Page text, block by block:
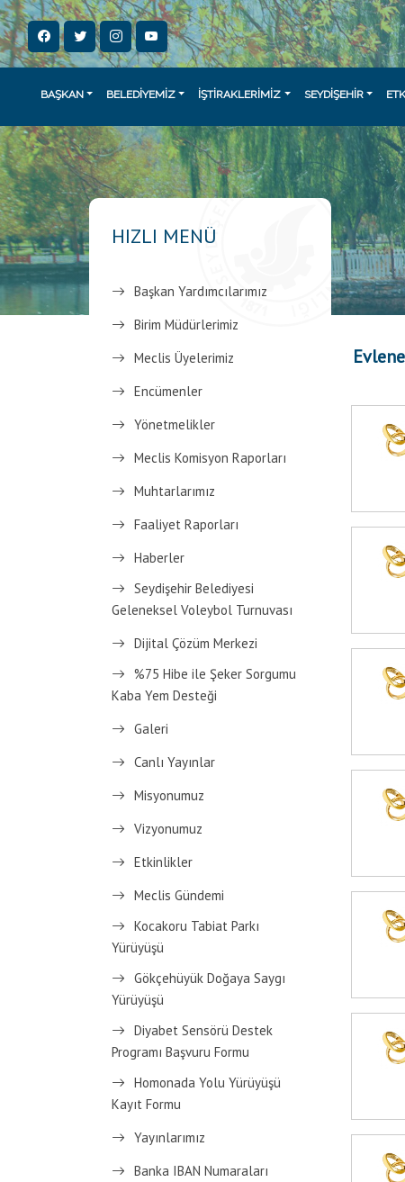
BAŞKAN BELEDİYEMİZ İŞTİRAKLERİMİZ SEYDİŞEHİR
HIZLI MENÜ
Başkan Yardımcılarımız
Birim Müdürlerimiz
Meclis Üyelerimiz
Encümenler
Yönetmelikler
Meclis Komisyon Raporları
Muhtarlarımız
Faaliyet Raporları
Haberler
Seydişehir Belediyesi
Geleneksel Voleybol Turnuvası
Dijital Çözüm Merkezi
%75 Hibe ile Şeker Sorgumu
Kaba Yem Desteği
Galeri
Canlı Yayınlar
Misyonumuz
Vizyonumuz
Etkinlikler
Meclis Gündemi
Kocakoru Tabiat Parkı
Yürüyüşü
Gökçehüyük Doğaya Saygı
Yürüyüşü
Diyabet Sensörü Destek
Programı Başvuru Formu
Homonada Yolu Yürüyüşü
Kayıt Formu
Yayınlarımız
Banka IBAN Numaraları